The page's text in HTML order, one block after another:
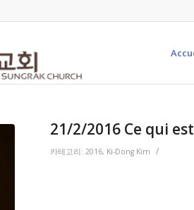
21/2/2016 Ce qui
카테고리:2016, Ki-Dong Kim /